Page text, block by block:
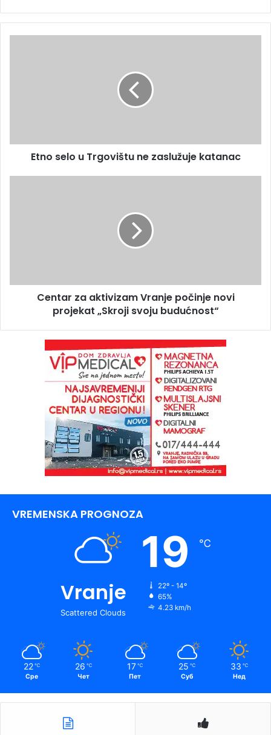
Etno selo u Trgovištu ne zaslužuje katanac
Centar za aktivizam Vranje počinje novi
projekat „Skroji svoju budućnost“
VREMENSKA PROGNOZA
Vranje
Scattered Clouds
19 ℃
22º - 14º
65%
4.23 km/h
22 ℃
Сре
26 ℃
Чет
17 ℃
Пет
25 ℃
Суб
33 ℃
Нед